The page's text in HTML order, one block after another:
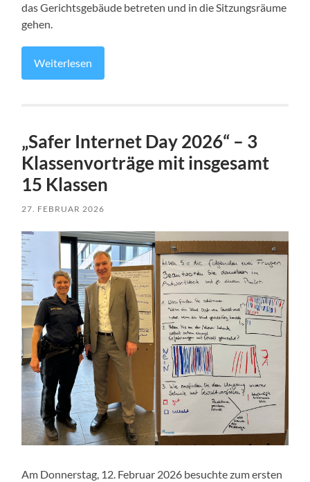
das Gerichtsgebäude betreten und in die Sitzungsräume
gehen.
Weiterlesen
„Safer Internet Day 2026“ – 3
Klassenvorträge mit insgesamt
15 Klassen
27. FEBRUAR 2026
Am Donnerstag, 12. Februar 2026 besuchte zum ersten